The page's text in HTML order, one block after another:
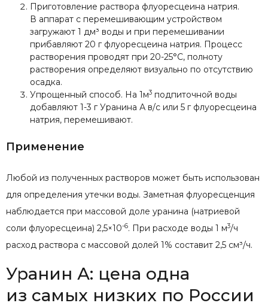
Приготовление раствора флуоресцеина натрия.
В аппарат с перемешивающим устройством
загружают 1 дм³ воды и при перемешивании
прибавляют 20 г флуоресцеина натрия. Процесс
растворения проводят при 20-25°С, полноту
растворения определяют визуально по отсутствию
осадка.
Упрощенный способ. На 1м3 подпиточной воды
добавляют 1-3 г Уранина А в/с или 5 г флуоресцеина
натрия, перемешивают.
Применение
Любой из полученных растворов может быть использован
для определения утечки воды. Заметная флуоресценция
наблюдается при массовой доле уранина (натриевой
соли флуоресцеина) 2,5×10-6. При расходе воды 1 м3/ч
расход раствора с массовой долей 1% составит 2,5 см³/ч.
Уранин А: цена одна
из самых низких по России